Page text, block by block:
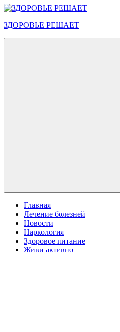
Перейти
содержимому
ЗДОРОВЬЕ РЕШАЕТ
Главная
Лечение болезней
Новости
Наркология
Здоровое питание
Живи активно